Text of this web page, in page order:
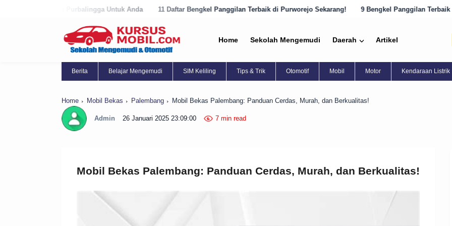
11 Daftar Bengkel Panggilan Terbaik di Purworejo Sekarang! 9 Bengkel Panggilan Terbaik di Semarang yang
Home Sekolah Mengemudi Daerah Artikel
Berita Belajar Mengemudi SIM Keliling Tips & Trik Otomotif Mobil Motor Kendaraan Listrik
Home Mobil Bekas Palembang Mobil Bekas Palembang: Panduan Cerdas, Murah, dan Berkualitas!
Admin 26 Januari 2025 23:09:00 7 min read
Mobil Bekas Palembang: Panduan Cerdas, Murah, dan Berkualitas!